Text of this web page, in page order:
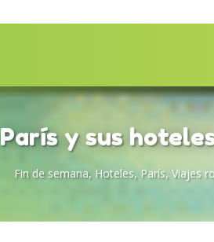
París y sus
Fin de semana, Hoteles, París, Viajes